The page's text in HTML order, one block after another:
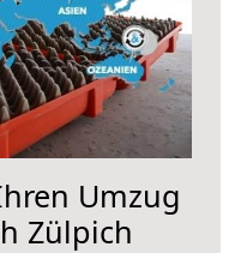
Umzug
Zülpich